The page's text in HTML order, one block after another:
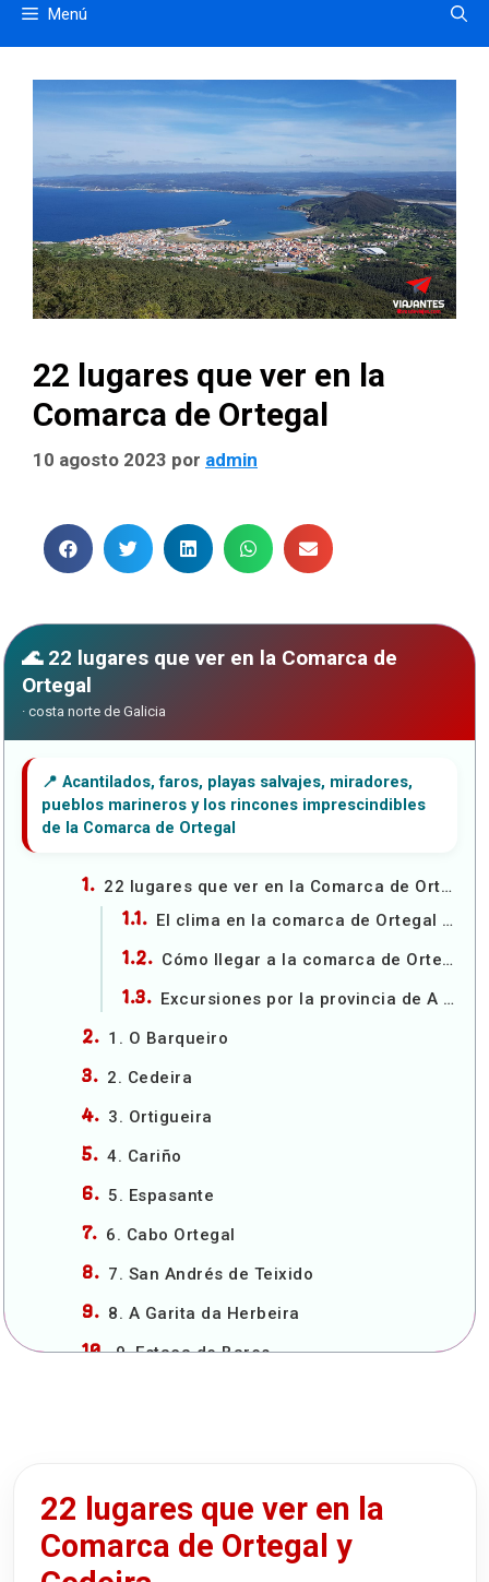
Menú
22 lugares que ver en la
Comarca de Ortegal
10 agosto 2023 por admin
22 lugares que ver en la Comarca de
Ortegal
22 lugares que ver en la Comarca de Ortegal y Cedeira
El clima en la comarca de Ortegal y Cedeira
Cómo llegar a la comarca de Ortegal y Cedeira
Excursiones por la provincia de A Coruña
1. O Barqueiro
2. Cedeira
3. Ortigueira
4. Cariño
5. Espasante
6. Cabo Ortegal
7. San Andrés de Teixido
8. A Garita da Herbeira
9. Estaca de Bares
13. Serra da Faladoira
22 lugares que ver en la
Comarca de Ortegal y